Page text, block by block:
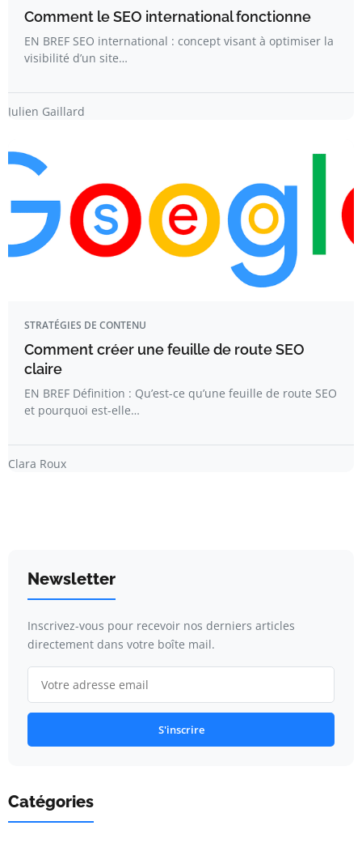
Comment le SEO international fonctionne
EN BREF SEO international : concept visant à optimiser la
visibilité d’un site…
Julien Gaillard
STRATÉGIES DE CONTENU
Comment créer une feuille de route SEO
claire
EN BREF Définition : Qu’est-ce qu’une feuille de route SEO
et pourquoi est-elle…
Clara Roux
Newsletter
Inscrivez-vous pour recevoir nos derniers articles
directement dans votre boîte mail.
S'inscrire
Catégories